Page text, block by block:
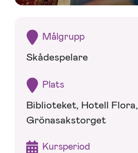
Målgrupp
Skådespelare
Plats
Biblioteket, Hotell Flora,
Grönasakstorget
Kursperiod